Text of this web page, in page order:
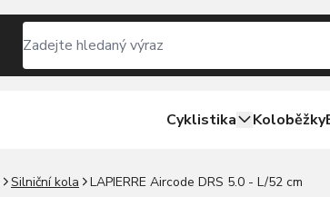
Cyklistika Koloběžky
Silniční kola LAPIERRE Aircode DRS 5.0 - L/52 cm